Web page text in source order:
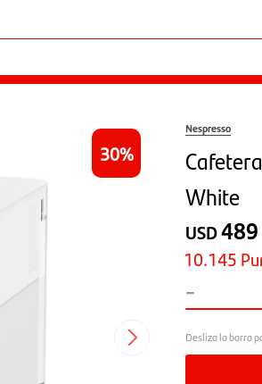
30
Nespresso
White
USD489
10.145
-